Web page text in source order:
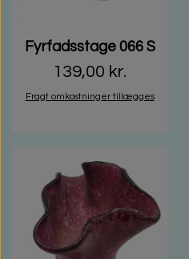
Fyrfadsstage 066 S
139,00 kr.
Fragt omkostninger tillægges